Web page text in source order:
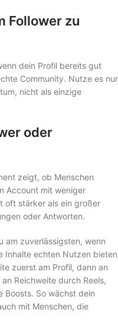
Follower zu
dein Profil bereits gut
Community. Nutze es nur
nicht als einzige
oder
zeigt, ob Menschen
Account mit weniger
oft stärker als ein großer
oder Antworten.
am zuverlässigsten, wenn
Inhalte echten Nutzen bieten
zuerst am Profil, dann an
Reichweite durch Reels,
Boosts. So wächst dein
mit Menschen, die